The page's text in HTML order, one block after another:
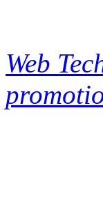
Web